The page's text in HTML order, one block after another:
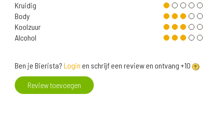
Kruidig
Body
Koolzuur
Alcohol
Ben je Bierista? Login en schrijf een review en ontvang +10
Review toevoegen